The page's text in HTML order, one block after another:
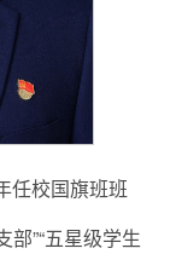
任校国旗班班
”“五星级学生